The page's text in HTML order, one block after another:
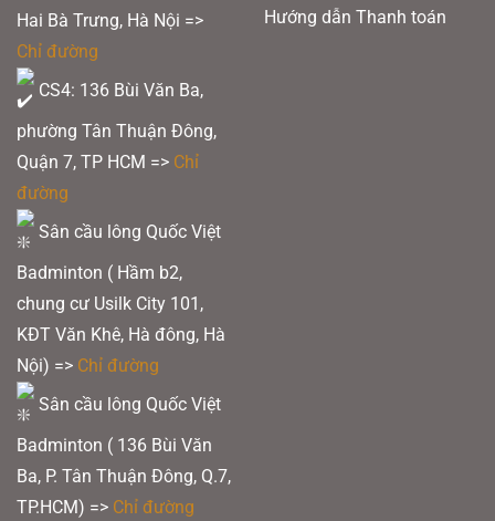
Hai Bà Trưng, Hà Nội =>
Chỉ đường
CS4: 136 Bùi Văn Ba,
phường Tân Thuận Đông,
Quận 7, TP HCM => Chỉ
đường
Sân cầu lông Quốc Việt
Badminton ( Hầm b2,
chung cư Usilk City 101,
KĐT Văn Khê, Hà đông, Hà
Nội) => Chỉ đường
Sân cầu lông Quốc Việt
Badminton ( 136 Bùi Văn
Ba, P. Tân Thuận Đông, Q.7,
TP.HCM) => Chỉ đường
Hướng dẫn Thanh toán